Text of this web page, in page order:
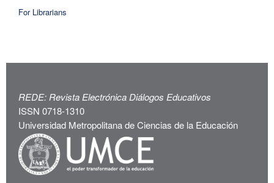
For Librarians
REDE: Revista Electrónica Diálogos Educativos
ISSN 0718-1310
Universidad Metropolitana de Ciencias de la Educación